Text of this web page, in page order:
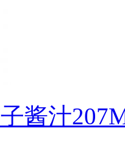
酱汁